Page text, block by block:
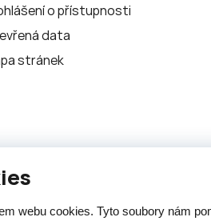
webu cookies. Tyto soubory nám
o přístupnosti
data
stránek